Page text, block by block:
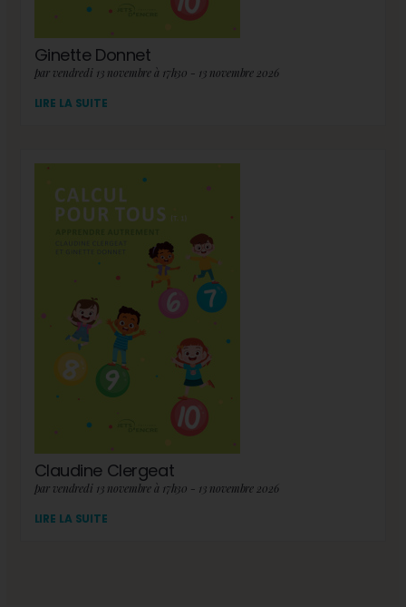
Ginette Donnet
par vendredi 13 novembre à 17h30 - 13 novembre 2026
LIRE LA SUITE
Claudine Clergeat
par vendredi 13 novembre à 17h30 - 13 novembre 2026
LIRE LA SUITE